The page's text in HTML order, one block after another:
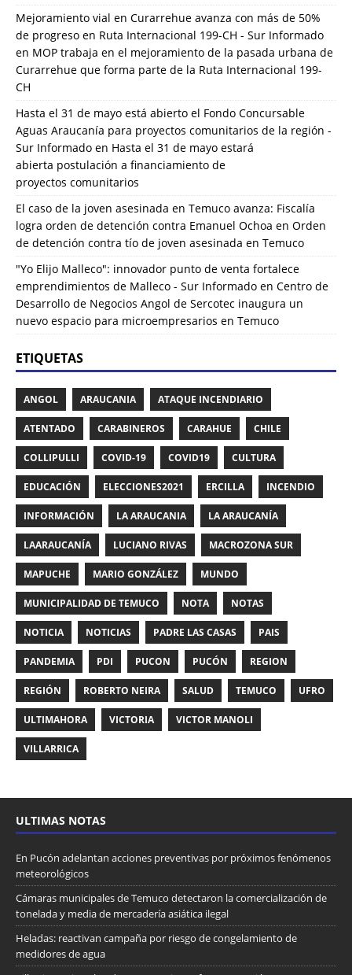
Mejoramiento vial en Curarrehue avanza con más de 50%
de progreso en Ruta Internacional 199-CH - Sur Informado
en MOP trabaja en el mejoramiento de la pasada urbana de
Curarrehue que forma parte de la Ruta Internacional 199-
CH
Hasta el 31 de mayo está abierto el Fondo Concursable
Aguas Araucanía para proyectos comunitarios de la región -
Sur Informado en Hasta el 31 de mayo estará
abierta postulación a financiamiento de
proyectos comunitarios
El caso de la joven asesinada en Temuco avanza: Fiscalía
logra orden de detención contra Emanuel Ochoa en Orden
de detención contra tío de joven asesinada en Temuco
"Yo Elijo Malleco": innovador punto de venta fortalece
emprendimientos de Malleco - Sur Informado en Centro de
Desarrollo de Negocios Angol de Sercotec inaugura un
nuevo espacio para microempresarios en Temuco
ETIQUETAS
ANGOL ARAUCANIA ATAQUE INCENDIARIO
ATENTADO CARABINEROS CARAHUE CHILE
COLLIPULLI COVID-19 COVID19 CULTURA
EDUCACIÓN ELECCIONES2021 ERCILLA INCENDIO
INFORMACIÓN LA ARAUCANIA LA ARAUCANÍA
LAARAUCANÍA LUCIANO RIVAS MACROZONA SUR
MAPUCHE MARIO GONZÁLEZ MUNDO
MUNICIPALIDAD DE TEMUCO NOTA NOTAS
NOTICIA NOTICIAS PADRE LAS CASAS PAIS
PANDEMIA PDI PUCON PUCÓN REGION
REGIÓN ROBERTO NEIRA SALUD TEMUCO UFRO
ULTIMAHORA VICTORIA VICTOR MANOLI
VILLARRICA
ULTIMAS NOTAS
En Pucón adelantan acciones preventivas por próximos fenómenos
meteorológicos
Cámaras municipales de Temuco detectaron la comercialización de
tonelada y media de mercadería asiática ilegal
Heladas: reactivan campaña por riesgo de congelamiento de
medidores de agua